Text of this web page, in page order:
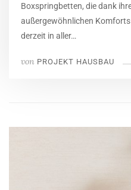
Boxspringbetten, die dank
außergewöhnlichen
derzeit in aller…
von PROJEKT HAUSBAU